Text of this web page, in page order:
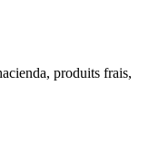
produits frais,